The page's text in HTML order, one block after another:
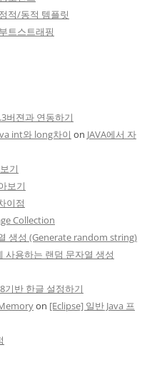
적/동적 템플릿
트스트래핑
버젼과 연동하기
int와 long차이 on JAVA에서 자
기
보기
이점
Collection
생성 (Generate random string)
사용하는 랜덤 문자열 생성
기반 한글 설정하기
on [Eclipse] 일반 Java 프